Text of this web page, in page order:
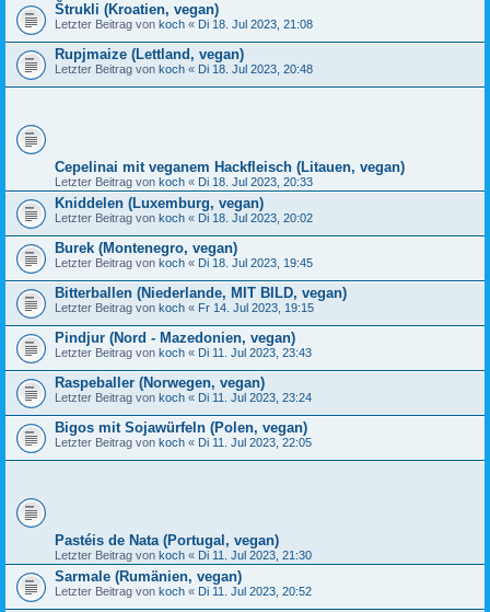
Štrukli (Kroatien, vegan)
Letzter Beitrag von koch « Di 18. Jul 2023, 21:08
Rupjmaize (Lettland, vegan)
Letzter Beitrag von koch « Di 18. Jul 2023, 20:48
Cepelinai mit veganem Hackfleisch (Litauen, vegan)
Letzter Beitrag von koch « Di 18. Jul 2023, 20:33
Kniddelen (Luxemburg, vegan)
Letzter Beitrag von koch « Di 18. Jul 2023, 20:02
Burek (Montenegro, vegan)
Letzter Beitrag von koch « Di 18. Jul 2023, 19:45
Bitterballen (Niederlande, MIT BILD, vegan)
Letzter Beitrag von koch « Fr 14. Jul 2023, 19:15
Pindjur (Nord - Mazedonien, vegan)
Letzter Beitrag von koch « Di 11. Jul 2023, 23:43
Raspeballer (Norwegen, vegan)
Letzter Beitrag von koch « Di 11. Jul 2023, 23:24
Bigos mit Sojawürfeln (Polen, vegan)
Letzter Beitrag von koch « Di 11. Jul 2023, 22:05
Pastéis de Nata (Portugal, vegan)
Letzter Beitrag von koch « Di 11. Jul 2023, 21:30
Sarmale (Rumänien, vegan)
Letzter Beitrag von koch « Di 11. Jul 2023, 20:52